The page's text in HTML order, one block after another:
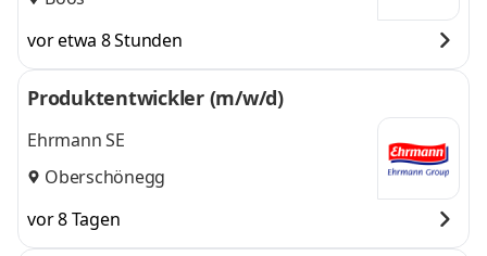
vor etwa 8 Stunden
Produktentwickler (m/w/d)
Ehrmann SE
Oberschönegg
vor 8 Tagen